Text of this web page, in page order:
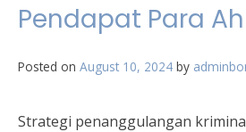
Pendapat Para
Posted on August 10, 2024 by
Strategi penanggulangan